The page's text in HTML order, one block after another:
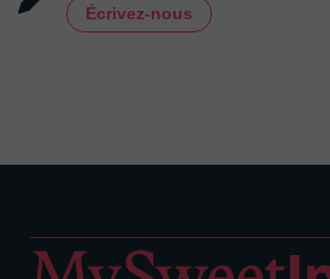
Écrivez-nous